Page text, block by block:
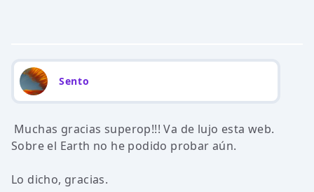
Sento
Muchas gracias superop!!! Va de lujo esta web.
Sobre el Earth no he podido probar aún.
Lo dicho, gracias.